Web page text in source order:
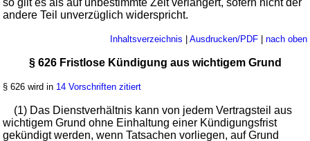
so gilt es als auf unbestimmte Zeit verlängert, sofern nicht der
andere Teil unverzüglich widerspricht.
Inhaltsverzeichnis Ausdrucken/PDF| nach oben
§ 626 Fristlose Kündigung aus wichtigem Grund
§ 626 wird in 14 Vorschriften zitiert
(1) Das Dienstverhältnis kann von jedem Vertragsteil aus
wichtigem Grund ohne Einhaltung einer Kündigungsfrist
gekündigt werden, wenn Tatsachen vorliegen, auf Grund